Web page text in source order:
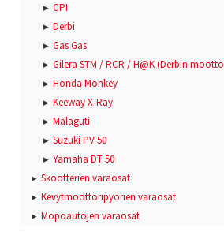
CPI
Derbi
Gas Gas
Gilera STM / RCR / H@K (Derbin
Honda Monkey
Keeway X-Ray
Malaguti
Suzuki PV 50
Yamaha DT 50
Skootterien varaosat
Kevytmoottoripyörien varaosat
Mopoautojen varaosat